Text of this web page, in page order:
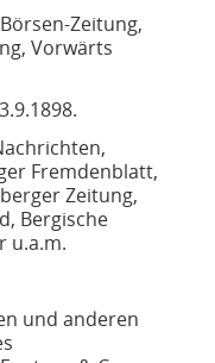
Zeitung,
Vorwärts
Fremdenblatt,
Zeitung,
Bergische
u.a.m.
und anderen